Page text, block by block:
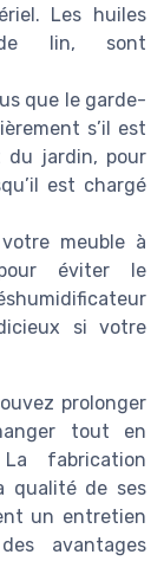
Les huiles
de lin, sont
que le garde-
s’il est
du jardin, pour
est chargé
meuble à
éviter le
si votre
prolonger
tout en
fabrication
qualité de ses
un entretien
avantages